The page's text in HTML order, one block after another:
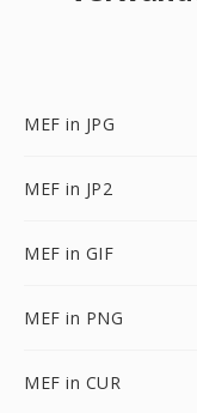
MEF in JPG
MEF in JP2
MEF in GIF
MEF in PNG
MEF in CUR